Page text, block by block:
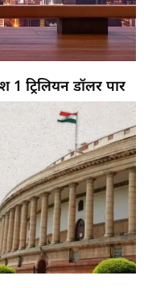
ट्रिलियन डॉलर पार